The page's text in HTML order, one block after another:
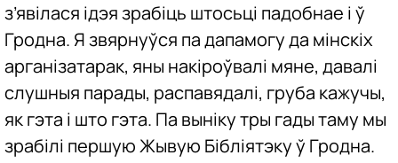
з’явілася ідэя зрабіць штосьці падобнае і ў
Гродна. Я звярнуўся па дапамогу да мінскіх
арганізатарак, яны накіроўвалі мяне, давалі
слушныя парады, распавядалі, груба кажучы,
як гэта і што гэта. Па выніку тры гады таму мы
зрабілі першую Жывую Бібліятэку ў Гродна.